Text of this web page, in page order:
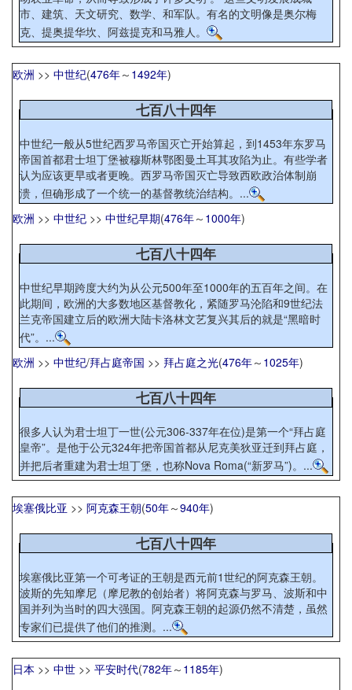
市、建筑、天文研究、数学、和军队。有名的文明像是奥尔梅
克、提奥提华坎、阿兹提克和马雅人。
欧洲 >> 中世纪(476年～ 1492年)
七百八十四年
中世纪一般从5世纪西罗马帝国灭亡开始算起，到1453年东罗马
帝国首都君士坦丁堡被穆斯林鄂图曼土耳其攻陷为止。有些学者
认为应该更早或者更晚。西罗马帝国灭亡导致西欧政治体制崩
溃，但确形成了一个统一的基督教统治结构。...
欧洲 >> 中世纪 >> 中世纪早期(476年～ 1000年)
七百八十四年
中世纪早期跨度大约为从公元500年至1000年的五百年之间。在
此期间，欧洲的大多数地区基督教化，紧随罗马沦陷和9世纪法
兰克帝国建立后的欧洲大陆卡洛林文艺复兴其后的就是“黑暗时
代”。...
欧洲 >> 中世纪/拜占庭帝国 >> 拜占庭之光(476年～ 1025年)
七百八十四年
很多人认为君士坦丁一世(公元306-337年在位)是第一个“拜占庭
皇帝”。是他于公元324年把帝国首都从尼克美狄亚迁到拜占庭，
并把后者重建为君士坦丁堡，也称Nova Roma(“新罗马”)。...
埃塞俄比亚 >> 阿克森王朝(50年～940年)
七百八十四年
埃塞俄比亚第一个可考证的王朝是西元前1世纪的阿克森王朝。
波斯的先知摩尼（摩尼教的创始者）将阿克森与罗马、波斯和中
国并列为当时的四大强国。阿克森王朝的起源仍然不清楚，虽然
专家们已提供了他们的推测。...
日本 >> 中世 >> 平安时代(782年～ 1185年)